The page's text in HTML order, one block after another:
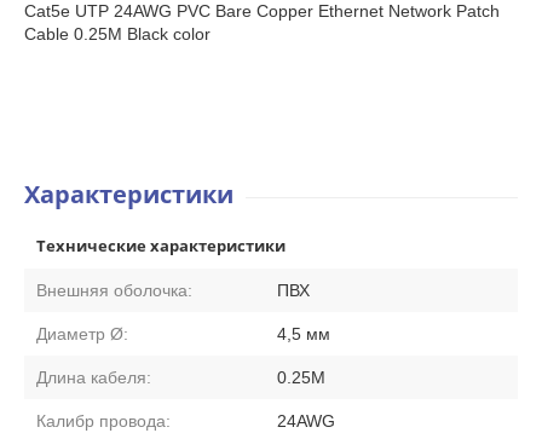
Cat5e UTP 24AWG PVC Bare Copper Ethernet Network Patch
Cable 0.25M Black color
Характеристики
Технические характеристики
Внешняя оболочка: ПВХ
Диаметр Ø: 4,5 мм
Длина кабеля: 0.25M
Калибр провода: 24AWG